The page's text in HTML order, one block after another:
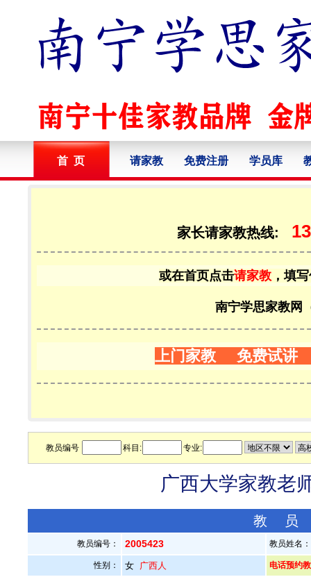
首 页 请家教 免费注册 学员库
家长请家教热线:
或在首页点击请家教 ，填
南宁学思家教网
上门家教 免费试讲
教员编号 科目: 专业:
广西大学家教老
教
教员编号： 2005423 教员姓名
性别： 女 广西人 电话预约